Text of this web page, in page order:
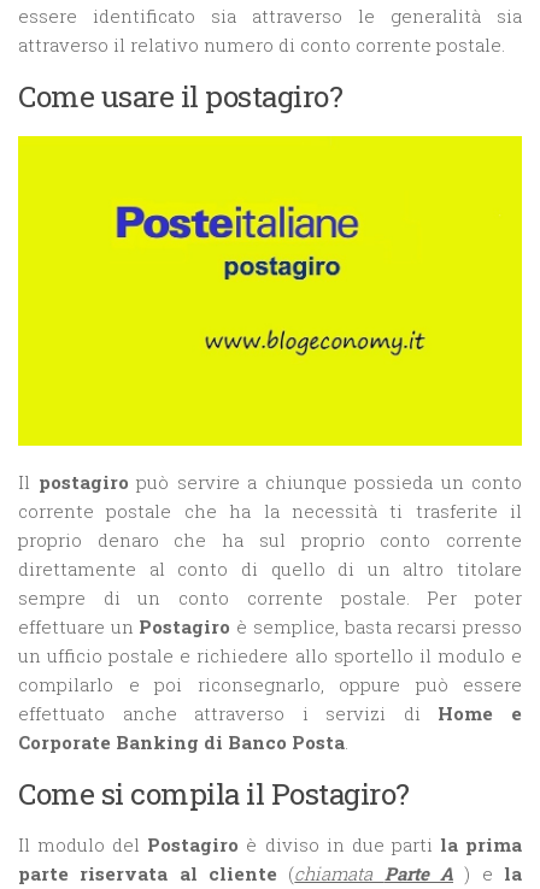
essere identificato sia attraverso le generalità sia
attraverso il relativo numero di conto corrente postale.
Come usare il postagiro?
Il postagiro può servire a chiunque possieda un conto
corrente postale che ha la necessità ti trasferite il
proprio denaro che ha sul proprio conto corrente
direttamente al conto di quello di un altro titolare
sempre di un conto corrente postale. Per poter
effettuare un Postagiro è semplice, basta recarsi presso
un ufficio postale e richiedere allo sportello il modulo e
compilarlo e poi riconsegnarlo, oppure può essere
effettuato anche attraverso i servizi di Home e
Corporate Banking di Banco Posta.
Come si compila il Postagiro?
Il modulo del Postagiro è diviso in due parti la prima
parte riservata al cliente (chiamata Parte A ) e la